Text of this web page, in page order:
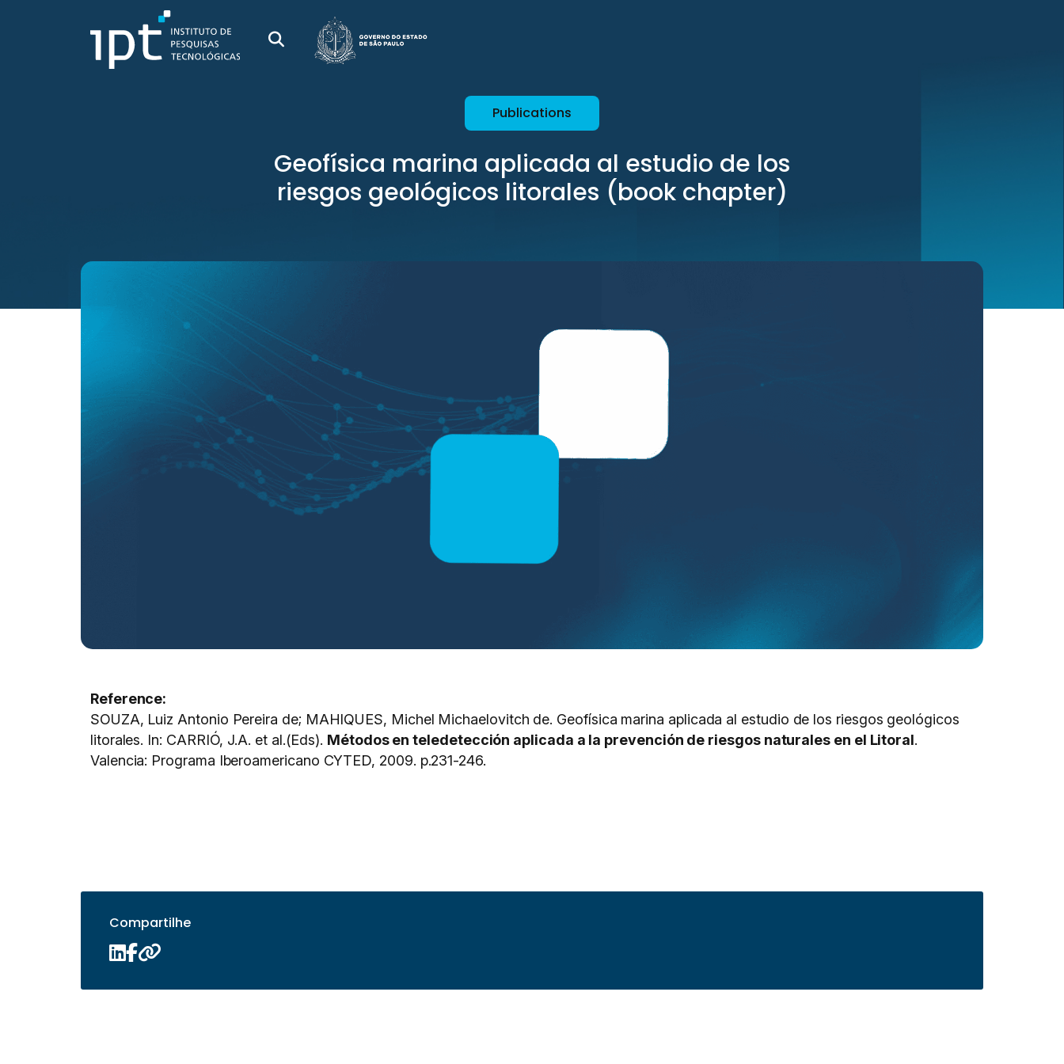
Publications
Geofísica marina aplicada al estudio de los
riesgos geológicos litorales (book chapter)
Reference:
SOUZA, Luiz Antonio Pereira de; MAHIQUES, Michel Michaelovitch de. Geofísica marina aplicada al estudio de los riesgos geológicos
litorales. In: CARRIÓ, J.A. et al.(Eds). Métodos en teledetección aplicada a la prevención de riesgos naturales en el Litoral.
Valencia: Programa Iberoamericano CYTED, 2009. p.231-246.
Compartilhe